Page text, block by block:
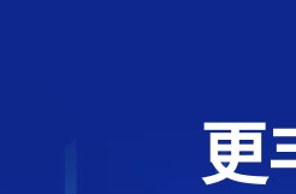
更